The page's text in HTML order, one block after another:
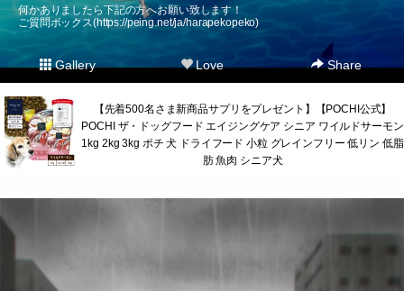
何かありましたら下記の方へお願い致します！
ご質問ボックス(https://peing.net/ja/harapekopeko)
Gallery Love Share
【先着500名さま新商品サプリをプレゼント】【POCHI公式】
POCHI ザ・ドッグフード エイジングケア シニア ワイルドサーモン
1kg 2kg 3kg ポチ 犬 ドライフード 小粒 グレインフリー 低リン 低脂
肪 魚肉 シニア犬